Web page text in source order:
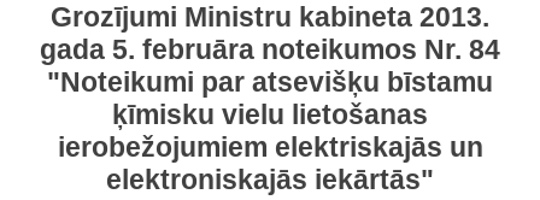
Grozījumi Ministru kabineta 2013.
gada 5. februāra noteikumos Nr. 84
"Noteikumi par atsevišķu bīstamu
ķīmisku vielu lietošanas
ierobežojumiem elektriskajās un
elektroniskajās iekārtās"